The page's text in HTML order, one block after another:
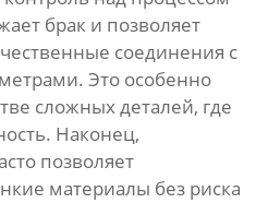
брак и позволяет
соединения с
Это особенно
сложных деталей, где
Наконец,
позволяет
материалы без риска